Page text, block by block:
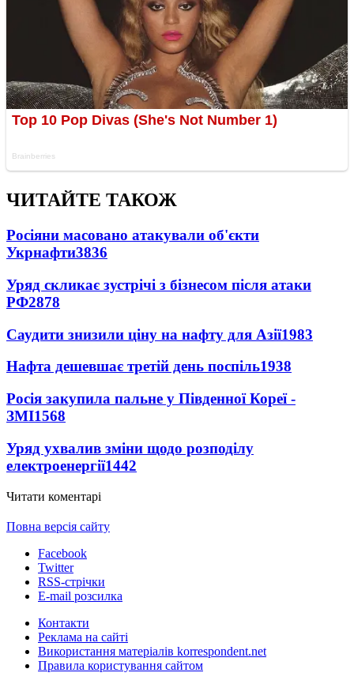
ЧИТАЙТЕ ТАКОЖ
Росіяни масовано атакували об'єкти
Укрнафти3836
Уряд скликає зустрічі з бізнесом після атаки
РФ2878
Саудити знизили ціну на нафту для Азії1983
Нафта дешевшає третій день поспіль1938
Росія закупила пальне у Південної Кореї -
ЗМІ1568
Уряд ухвалив зміни щодо розподілу
електроенергії1442
Читати коментарі
Повна версія сайту
Facebook
Twitter
RSS-стрічки
E-mail розсилка
Контакти
Реклама на сайті
Використання матеріалів korrespondent.net
Правила користування сайтом